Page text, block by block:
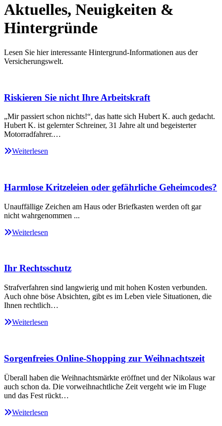
Aktuelles, Neuigkeiten &
Hintergründe
Lesen Sie hier interessante Hintergrund-Informationen aus der
Versicherungswelt.
Riskieren Sie nicht Ihre Arbeitskraft
„Mir passiert schon nichts!“, das hatte sich Hubert K. auch gedacht.
Hubert K. ist gelernter Schreiner, 31 Jahre alt und begeisterter
Motorradfahrer.…
Weiterlesen
Harmlose Kritzeleien oder gefährliche Geheimcodes?
Unauffällige Zeichen am Haus oder Briefkasten werden oft gar
nicht wahrgenommen ...
Weiterlesen
Ihr Rechtsschutz
Strafverfahren sind langwierig und mit hohen Kosten verbunden.
Auch ohne böse Absichten, gibt es im Leben viele Situationen, die
Ihnen rechtlich…
Weiterlesen
Sorgenfreies Online-Shopping zur Weihnachtszeit
Überall haben die Weihnachtsmärkte eröffnet und der Nikolaus war
auch schon da. Die vorweihnachtliche Zeit vergeht wie im Fluge
und das Fest rückt…
Weiterlesen